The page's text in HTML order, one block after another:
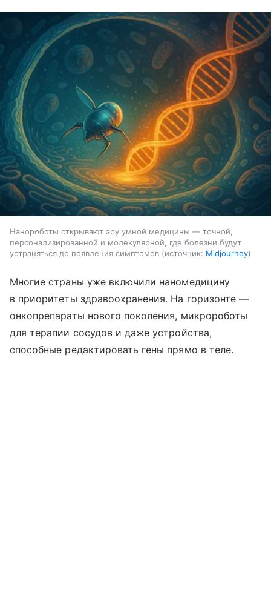
Нанороботы открывают эру умной медицины — точной,
персонализированной и молекулярной, где болезни будут
устраняться до появления симптомов
источник: Midjourney
Многие страны уже включили наномедицину
в приоритеты здравоохранения. На горизонте —
онкопрепараты нового поколения, микророботы
для терапии сосудов и даже устройства,
способные редактировать гены прямо в теле.